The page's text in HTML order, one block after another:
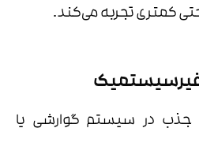
کمتری تجربه می‌کند.
جذب در سیستم گوارشی یا